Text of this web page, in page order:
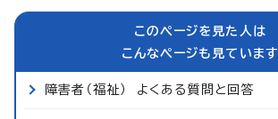
このページを見た人は
こんなページも見ています
障害者（福祉） よくある質問と回答